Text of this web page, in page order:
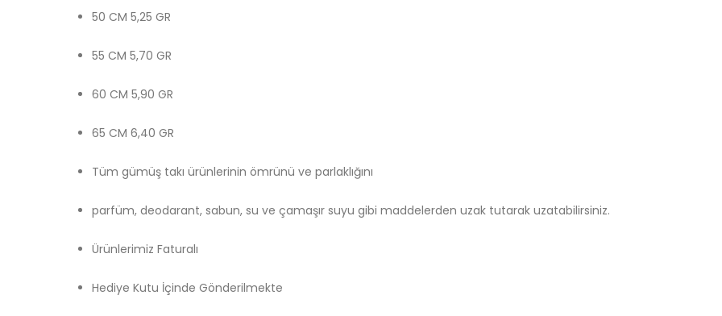
50 CM 5,25 GR
55 CM 5,70 GR
60 CM 5,90 GR
65 CM 6,40 GR
Tüm gümüş takı ürünlerinin ömrünü ve parlaklığını
parfüm, deodarant, sabun, su ve çamaşır suyu gibi maddelerden uzak tutarak uzatabilirsiniz.
Ürünlerimiz Faturalı
Hediye Kutu İçinde Gönderilmekte